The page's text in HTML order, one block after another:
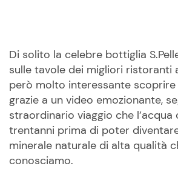
Di solito la celebre bottiglia
sulle tavole dei migliori ristoranti
però molto interessante scoprire
grazie a un video emozionante,
straordinario viaggio che l’acqua
trentanni prima di poter
minerale naturale di alta qualità
conosciamo.